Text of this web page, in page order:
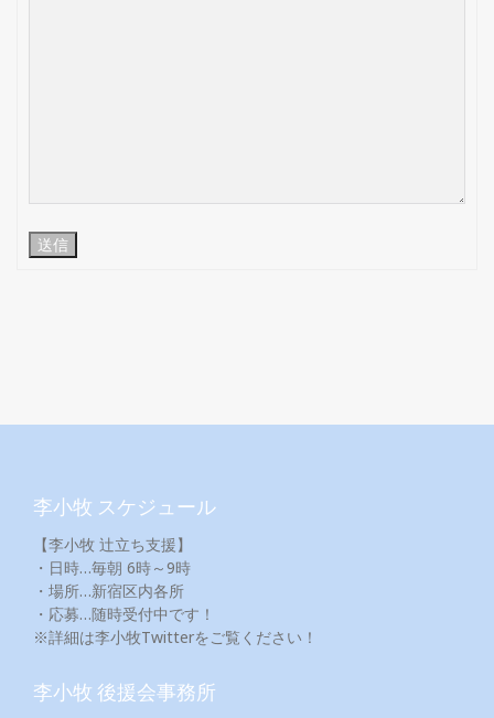
送信
李小牧 スケジュール
【李小牧 辻立ち支援】
・日時…毎朝 6時～9時
・場所…新宿区内各所
・応募…随時受付中です！
※詳細は李小牧Twitterをご覧ください！
李小牧 後援会事務所